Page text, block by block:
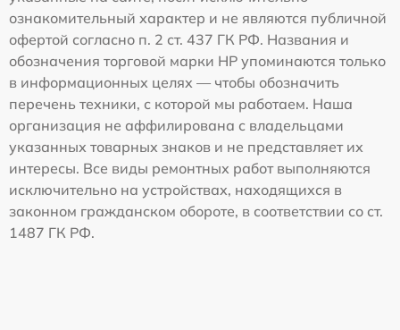
ознакомительный характер и не являются публичной
офертой согласно п. 2 ст. 437 ГК РФ. Названия и
обозначения торговой марки HP упоминаются только
в информационных целях — чтобы обозначить
перечень техники, с которой мы работаем. Наша
организация не аффилирована с владельцами
указанных товарных знаков и не представляет их
интересы. Все виды ремонтных работ выполняются
исключительно на устройствах, находящихся в
законном гражданском обороте, в соответствии со ст.
1487 ГК РФ.